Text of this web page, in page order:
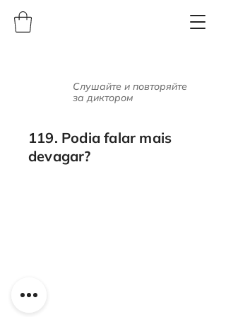
119. Podia falar mais
devagar?
Слушайте и повторяйте
за диктором